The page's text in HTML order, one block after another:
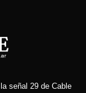
señal 29 de Cable